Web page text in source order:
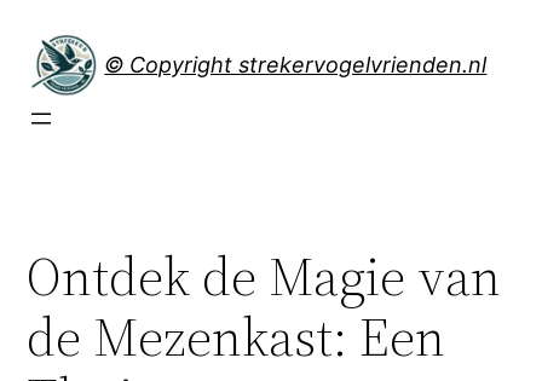
naar
inhoud
© Copyright strekervogelvrienden.nl
Ontdek de Magie van
de Mezenkast: Een